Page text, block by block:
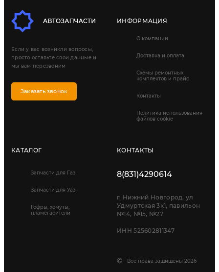
Если у вас возникли вопросы,
просто оставьте свои данные и
мы вам перезвоним
Заказать звонок
ИНФОРМАЦИЯ
О компании
Доставка и оплата
Схемы ремонтных
комплектов и прайс
Контакты
Политика использования
файлов cookie
КАТАЛОГ
Запчасти для Газ
Запчасти для Уаз
Гофры, хомуты,
пламегасители
КОНТАКТЫ
8(831)4290614
г. Нижний Новгород, ул
Удмуртская 3к1, павильон
№14, №15, №27
ИНН 525602811347
© Все права защищены 2026